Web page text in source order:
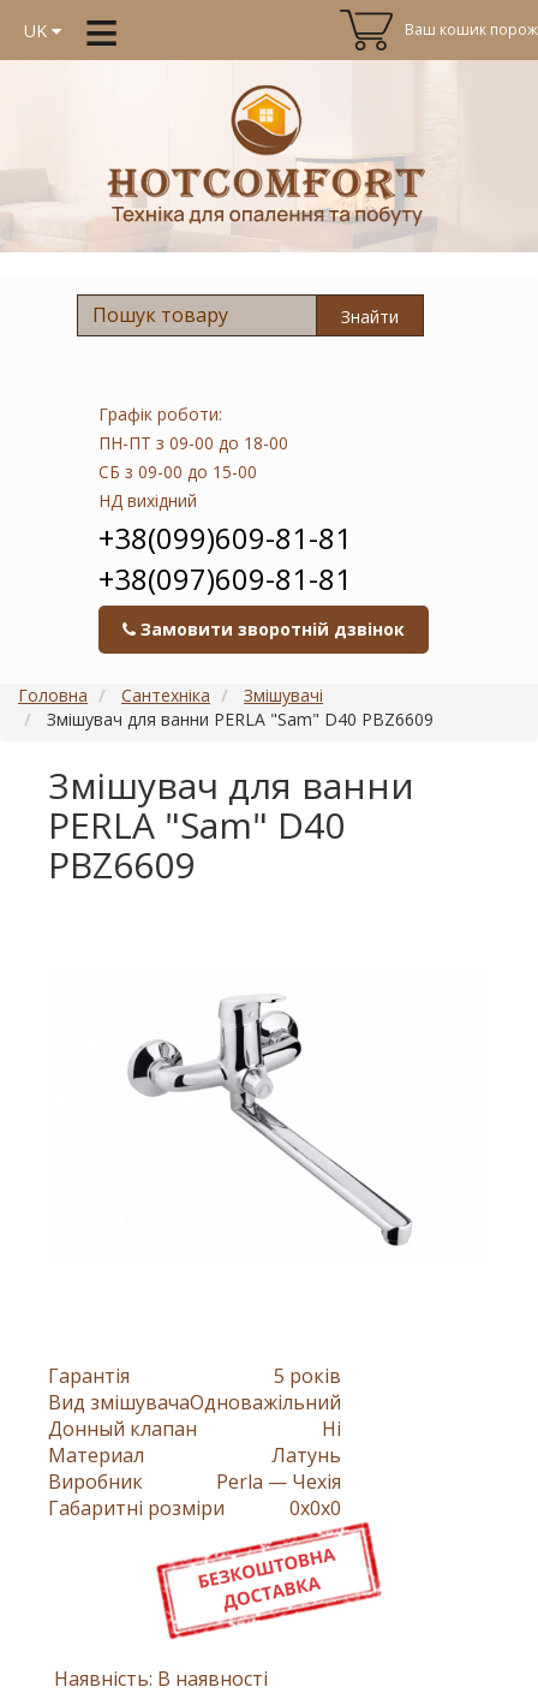
UK ≡ Ваш кошик
Знайти
Графік роботи:
ПН-ПТ з 09-00 до 18-00
СБ з 09-00 до 15-00
НДвихідний
+38(099)609-81-81
+38(097)609-81-81
Замовити зворотній дзвінок
Головна Сантехніка
Змішувачі
Змішувач для ванни PERLA "Sam" D40 PBZ6609
Змішувач для ванни
PERLA "Sam" D40
PBZ6609
Гарантія
5 років
Вид змішувачаОдноважільний
Донный клапан
Ні
Материал
Латунь
Виробник
Perla — Чехія
Габаритні розміри
0x0x0
Наявність: В наявності